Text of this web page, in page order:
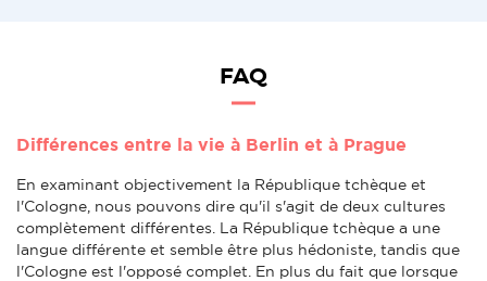
FAQ
Différences entre la vie à Berlin et à Prague
En examinant objectivement la République tchèque et
l'Cologne, nous pouvons dire qu'il s'agit de deux cultures
complètement différentes. La République tchèque a une
langue différente et semble être plus hédoniste, tandis que
l'Cologne est l'opposé complet. En plus du fait que lorsque